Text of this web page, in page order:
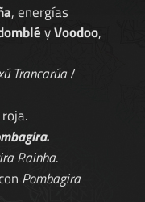
, energías
yVoodoo,
Trancarúa/
Rainha.
Pombagira